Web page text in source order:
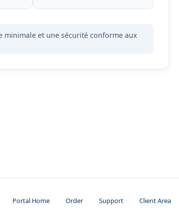
minimale et une sécurité conforme aux
Portal Home Order Support Client Area